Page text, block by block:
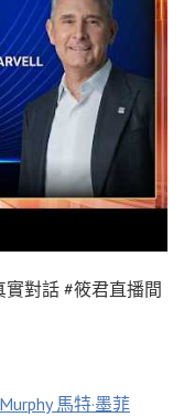
實對話 #筱君直播間
馬特·墨菲